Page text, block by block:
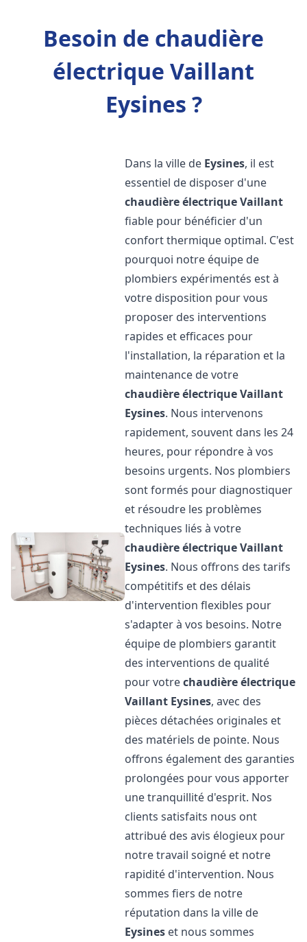
Besoin de chaudière
électrique Vaillant
Eysines ?
Dans la ville de Eysines, il est
essentiel de disposer d'une
chaudière électrique Vaillant
fiable pour bénéficier d'un
confort thermique optimal. C'est
pourquoi notre équipe de
plombiers expérimentés est à
votre disposition pour vous
proposer des interventions
rapides et efficaces pour
l'installation, la réparation et la
maintenance de votre
chaudière électrique Vaillant
Eysines. Nous intervenons
rapidement, souvent dans les 24
heures, pour répondre à vos
besoins urgents. Nos plombiers
sont formés pour diagnostiquer
et résoudre les problèmes
techniques liés à votre
chaudière électrique Vaillant
Eysines. Nous offrons des tarifs
compétitifs et des délais
d'intervention flexibles pour
s'adapter à vos besoins. Notre
équipe de plombiers garantit
des interventions de qualité
pour votrechaudière électrique
Vaillant Eysines, avec des
pièces détachées originales et
des matériels de pointe. Nous
offrons également des garanties
prolongées pour vous apporter
une tranquillité d'esprit. Nos
clients satisfaits nous ont
attribué des avis élogieux pour
notre travail soigné et notre
rapidité d'intervention. Nous
sommes fiers de notre
réputation dans la ville de
Eysines et nous sommes